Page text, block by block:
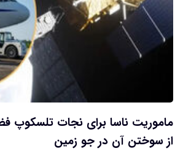
ماموریت ناسا برای نجات تلسکوپ
از سوختن آن در جو زمین